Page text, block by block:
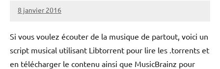
8 janvier 2016
Sam
1
Si vous voulez écouter de la musique de partout, voici un
script musical utilisant Libtorrent pour lire les .torrents et
en télécharger le contenu ainsi que MusicBrainz pour